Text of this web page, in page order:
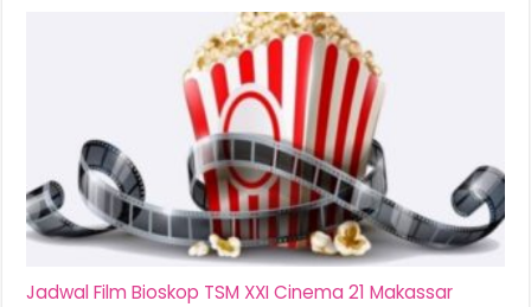
Jadwal Film Bioskop TSM XXI Cinema 21 Makassar